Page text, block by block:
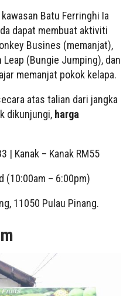
Batu Ferringhi Ia
dapat membuat aktiviti
Busines (memanjat),
(Bungie Jumping), dan
memanjat pokok kelapa.
atas talian dari jangka
dikunjungi, harga
| Kanak – Kanak RM55
(10:00am – 6:00pm)
11050 Pulau Pinang.